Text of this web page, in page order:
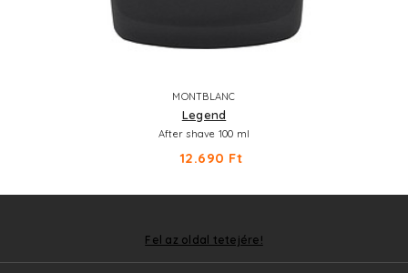
MONTBLANC
Legend
After shave 100 ml
12.690 Ft
Fel az oldal tetejére!